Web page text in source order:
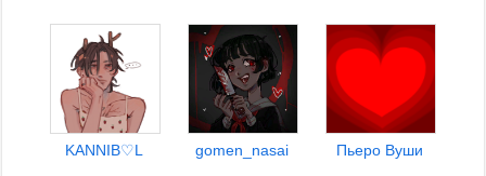
KANNIB♡L gomen_nasai Пьеро Вуши